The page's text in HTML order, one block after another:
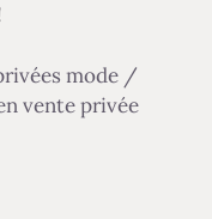
mode /
vente privée